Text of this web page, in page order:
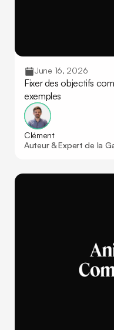
Fixer des objectifs
exemples
June 16, 2026
Clément
Auteur & Expert de la